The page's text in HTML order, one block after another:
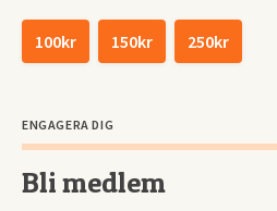
100kr 150kr 250kr
ENGAGERA DIG
Bli medlem